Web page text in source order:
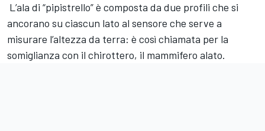
L’ala di “pipistrello” è composta da due profili che si
ancorano su ciascun lato al sensore che serve a
misurare l’altezza da terra: è così chiamata per la
somiglianza con il chirottero, il mammifero alato.